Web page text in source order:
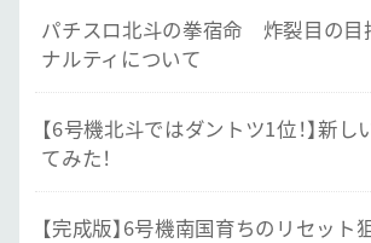
パチスロ北斗の拳宿命 炸裂目の目
ナルティについて
【6号機北斗ではダントツ1位！】新
てみた！
【完成版】6号機南国育ちのリセット